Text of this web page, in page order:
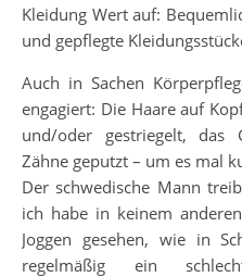
Kleidung Wert auf:
und gepflegte
Auch in Sachen
engagiert: Die Haare auf
und/oder gestriegelt, das
Zähne geputzt – um es mal
Der schwedische Mann
ich habe in keinem
Joggen gesehen, wie in
regelmäßig ein